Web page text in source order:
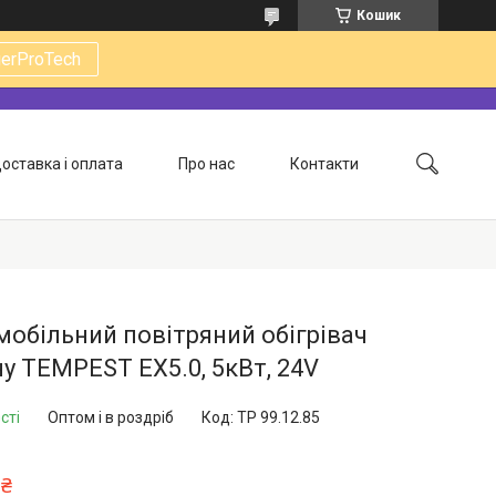
Кошик
і оплата Про нас Контакти
повітряний обігрівач
TEMPEST EX5.0, 5кВт, 24V
Оптом і в роздріб Код: TP 99.12.85